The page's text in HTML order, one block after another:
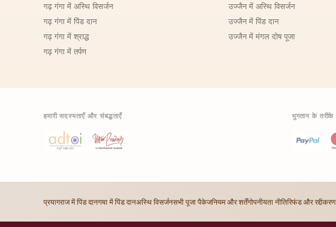
गढ़ गंगा में अस्थि विसर्जन
गढ़ गंगा में पिंड दान
गढ़ गंगा में श्राद्ध
गढ़ गंगा में तर्पण
उज्जैन में अस्थि विसर्जन
उज्जैन में पिंड दान
उज्जैन में मंगल दोष पूजा
हमारी सदस्यताएँ और संबद्धताएँ भुगतान के तरीके
प्रयागराज में पिंड दानगया में पिंड दानअस्थि विसर्जनसभी पूजा पैकेजनियम और शर्तेंगोपनीयता नीतिरिफंड और रद्दीकरण